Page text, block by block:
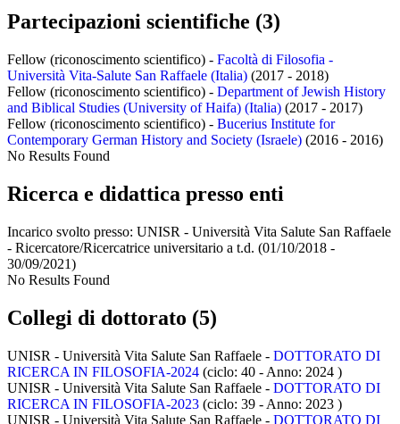
Partecipazioni scientifiche (3)
Fellow (riconoscimento scientifico) - Facoltà di Filosofia -
Università Vita-Salute San Raffaele (Italia) (2017 - 2018)
Fellow (riconoscimento scientifico) - Department of Jewish History
and Biblical Studies (University of Haifa) (Italia) (2017 - 2017)
Fellow (riconoscimento scientifico) - Bucerius Institute for
Contemporary German History and Society (Israele) (2016 - 2016)
No Results Found
Ricerca e didattica presso enti
Incarico svolto presso: UNISR - Università Vita Salute San Raffaele
- Ricercatore/Ricercatrice universitario a t.d. (01/10/2018 -
30/09/2021)
No Results Found
Collegi di dottorato (5)
UNISR - Università Vita Salute San Raffaele - DOTTORATO DI
RICERCA IN FILOSOFIA-2024 (ciclo: 40 - Anno: 2024 )
UNISR - Università Vita Salute San Raffaele - DOTTORATO DI
RICERCA IN FILOSOFIA-2023 (ciclo: 39 - Anno: 2023 )
UNISR - Università Vita Salute San Raffaele - DOTTORATO DI